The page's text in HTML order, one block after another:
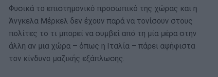
Φυσικά το επιστημονικό προσωπικό της χώρας και η
Άνγκελα Μέρκελ δεν έχουν παρά να τονίσουν στους
πολίτες το τι μπορεί να συμβεί από τη μία μέρα στην
άλλη αν μια χώρα – όπως η Ιταλία – πάρει αψήφιστα
τον κίνδυνο μαζικής εξάπλωσης.